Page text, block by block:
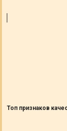
Топ признаков